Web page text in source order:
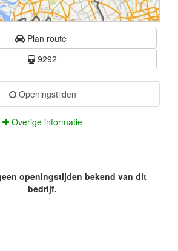
Plan route
9292
Openingstijden
Overige informatie
openingstijden bekend van dit
bedrijf.